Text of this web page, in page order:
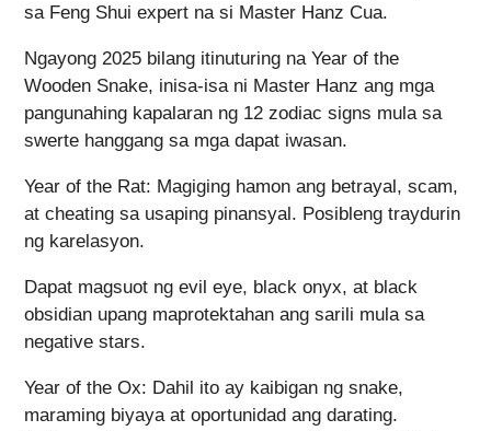
sa Feng Shui expert na si Master Hanz Cua.
Ngayong 2025 bilang itinuturing na Year of the
Wooden Snake, inisa-isa ni Master Hanz ang mga
pangunahing kapalaran ng 12 zodiac signs mula sa
swerte hanggang sa mga dapat iwasan.
Year of the Rat: Magiging hamon ang betrayal, scam,
at cheating sa usaping pinansyal. Posibleng traydurin
ng karelasyon.
Dapat magsuot ng evil eye, black onyx, at black
obsidian upang maprotektahan ang sarili mula sa
negative stars.
Year of the Ox: Dahil ito ay kaibigan ng snake,
maraming biyaya at oportunidad ang darating.